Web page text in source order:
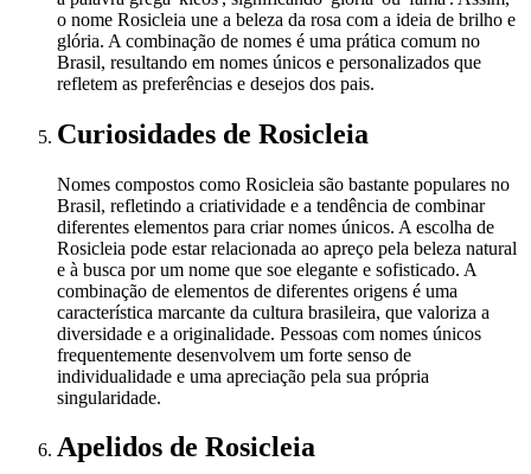
o nome Rosicleia une a beleza da rosa com a ideia de brilho e
glória. A combinação de nomes é uma prática comum no
Brasil, resultando em nomes únicos e personalizados que
refletem as preferências e desejos dos pais.
Curiosidades de Rosicleia
Nomes compostos como Rosicleia são bastante populares no
Brasil, refletindo a criatividade e a tendência de combinar
diferentes elementos para criar nomes únicos. A escolha de
Rosicleia pode estar relacionada ao apreço pela beleza natural
e à busca por um nome que soe elegante e sofisticado. A
combinação de elementos de diferentes origens é uma
característica marcante da cultura brasileira, que valoriza a
diversidade e a originalidade. Pessoas com nomes únicos
frequentemente desenvolvem um forte senso de
individualidade e uma apreciação pela sua própria
singularidade.
Apelidos de Rosicleia